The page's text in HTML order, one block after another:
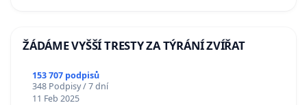
ŽÁDÁME VYŠŠÍ TRESTY ZA TÝRÁNÍ ZVÍŘAT
153 707 podpisů
348 Podpisy / 7 dní
11 Feb 2025